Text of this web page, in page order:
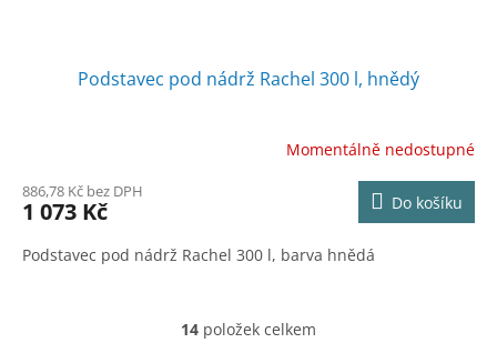
Podstavec pod nádrž Rachel 300 l, hnědý
Momentálně nedostupné
886,78 Kč bez DPH
1 073 Kč Do košíku
Podstavec pod nádrž Rachel 300 l, barva hnědá
O
14 položek celkem